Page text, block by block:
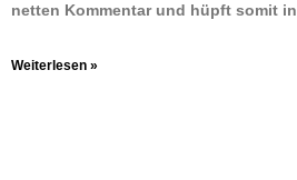
netten Kommentar und hüpft somit in
Weiterlesen »